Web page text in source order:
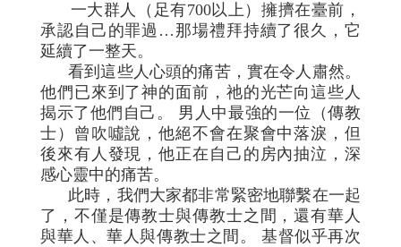
一大群人（足有700以上）擁擠在臺前，
承認自己的罪過…那場禮拜持續了很久，它
延續了一整天。
看到這些人心頭的痛苦，實在令人肅然。
他們已來到了神的面前，祂的光芒向這些人
揭示了他們自己。 男人中最強的一位（傳教
士）曾吹噓說，他絕不會在聚會中落淚，但
後來有人發現，他正在自己的房內抽泣，深
感心靈中的痛苦。
此時，我們大家都非常緊密地聯繫在一起
了，不僅是傳教士與傳教士之間，還有華人
與華人、華人與傳教士之間。 基督似乎再次